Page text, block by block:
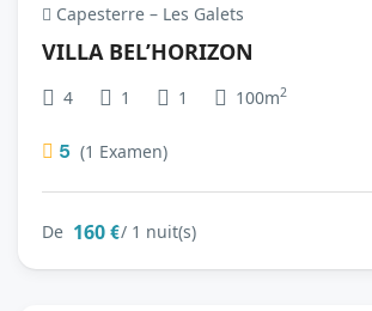
Capesterre – Les Galets
VILLA BEL’HORIZON
4 1 1 100m2
5 (1 Examen)
De 160 €/ 1 nuit(s)